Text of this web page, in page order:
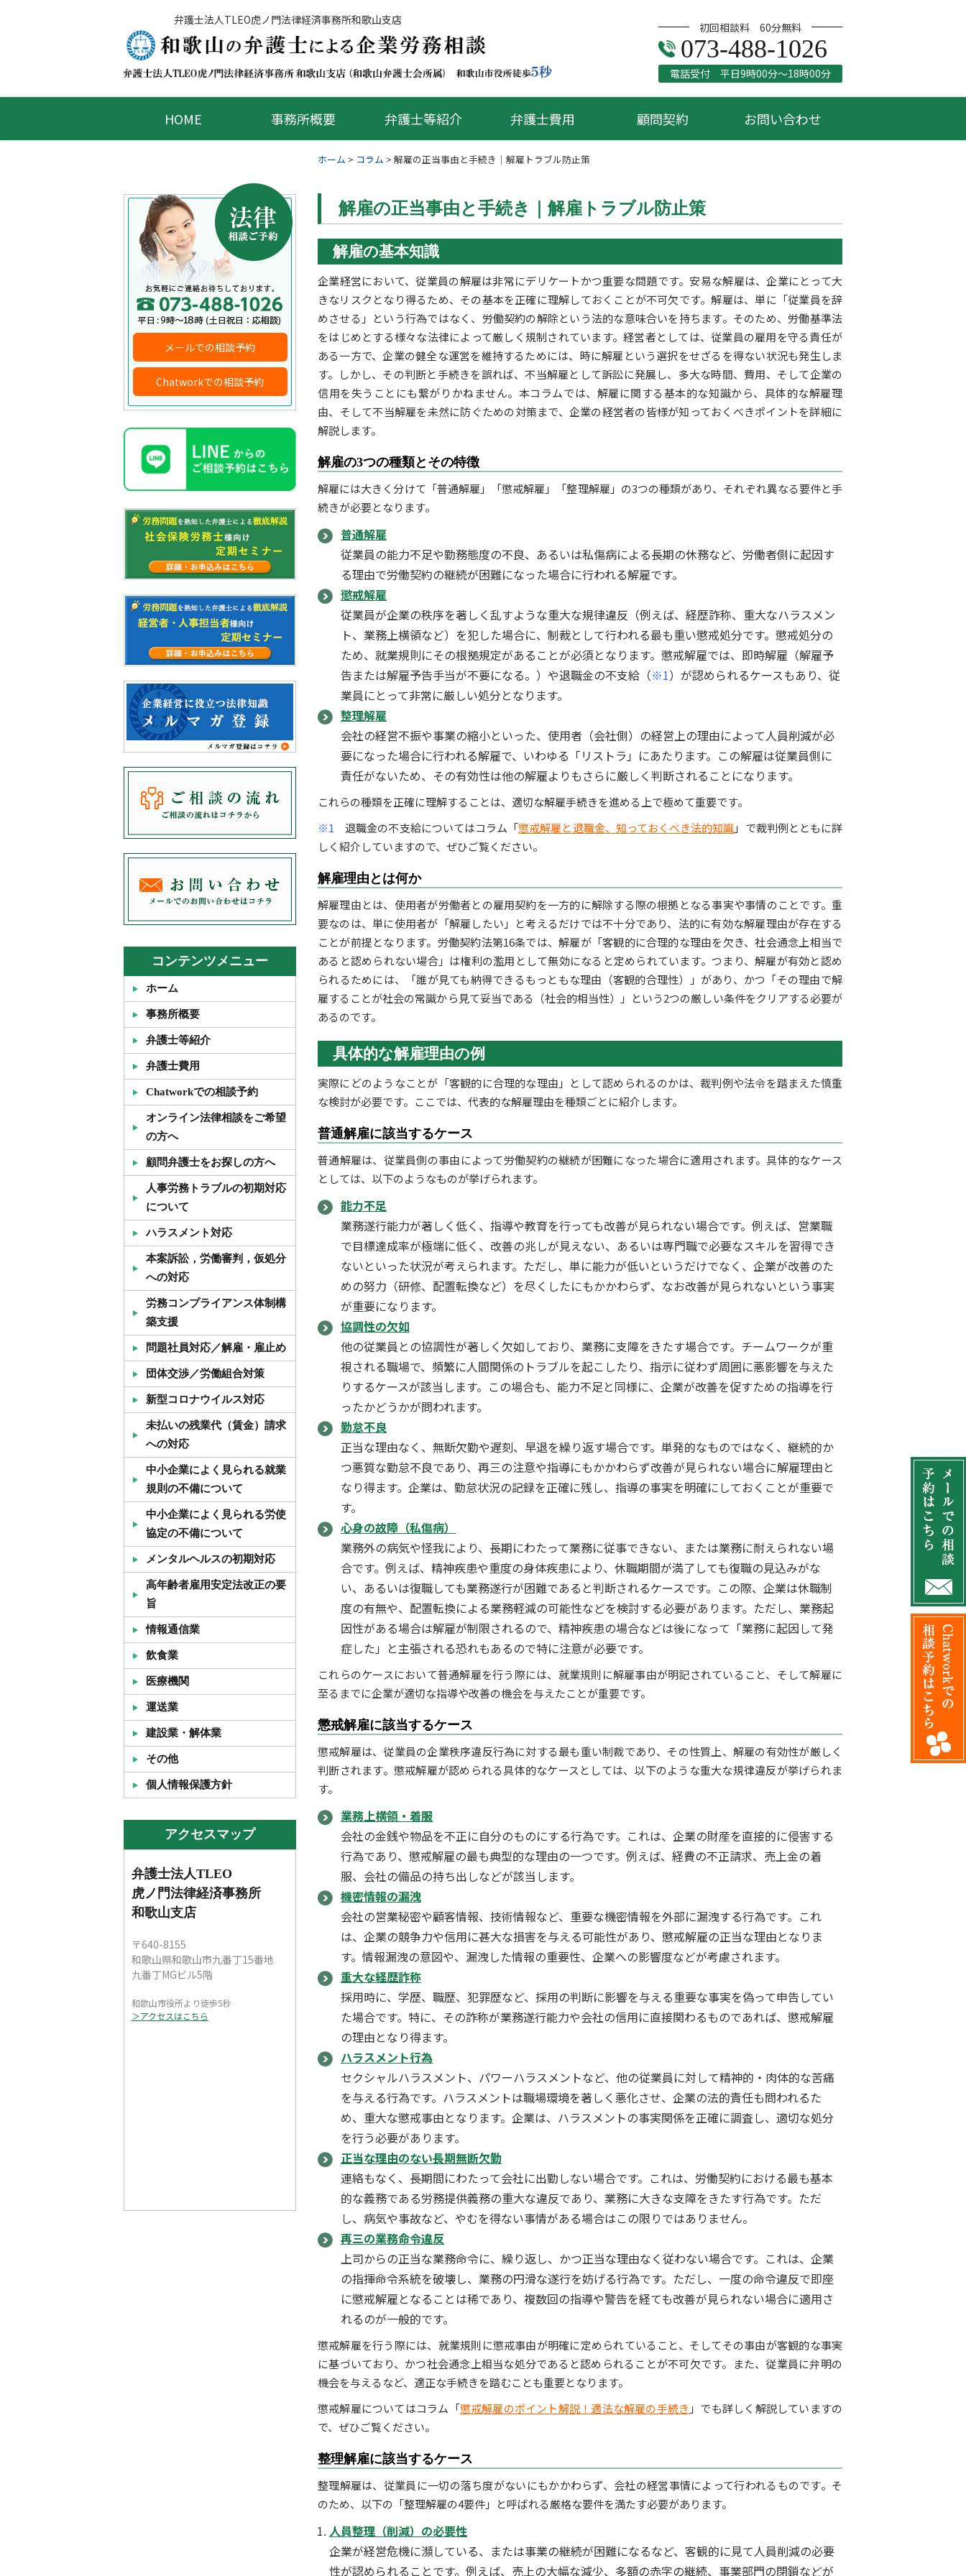
弁護士法人TLEO虎ノ門法律経済事務所和歌山支店
初回相談料 60分無料
073-488-1026
電話受付 平日9時00分～18時00分
HOME 事務所概要 弁護士等紹介 弁護士費用 顧問契約 お問い合わせ
ホーム > コラム > 解雇の正当事由と手続き｜解雇トラブル防止策
解雇の正当事由と手続き｜解雇トラブル防止策
解雇の基本知識
企業経営において、従業員の解雇は非常にデリケートかつ重要な問題です。安易な解雇は、企業にとって大
きなリスクとなり得るため、その基本を正確に理解しておくことが不可欠です。解雇は、単に「従業員を辞
めさせる」という行為ではなく、労働契約の解除という法的な意味合いを持ちます。そのため、労働基準法
をはじめとする様々な法律によって厳しく規制されています。経営者としては、従業員の雇用を守る責任が
ある一方で、企業の健全な運営を維持するためには、時に解雇という選択をせざるを得ない状況も発生しま
す。しかし、その判断と手続きを誤れば、不当解雇として訴訟に発展し、多大な時間、費用、そして企業の
信用を失うことにも繋がりかねません。本コラムでは、解雇に関する基本的な知識から、具体的な解雇理
由、そして不当解雇を未然に防ぐための対策まで、企業の経営者の皆様が知っておくべきポイントを詳細に
解説します。
解雇の3つの種類とその特徴
解雇には大きく分けて「普通解雇」「懲戒解雇」「整理解雇」の3つの種類があり、それぞれ異なる要件と手
続きが必要となります。
普通解雇
従業員の能力不足や勤務態度の不良、あるいは私傷病による長期の休務など、労働者側に起因す
る理由で労働契約の継続が困難になった場合に行われる解雇です。
懲戒解雇
従業員が企業の秩序を著しく乱すような重大な規律違反（例えば、経歴詐称、重大なハラスメン
ト、業務上横領など）を犯した場合に、制裁として行われる最も重い懲戒処分です。懲戒処分の
ため、就業規則にその根拠規定があることが必須となります。懲戒解雇では、即時解雇（解雇予
告または解雇予告手当が不要になる。）や退職金の不支給（※1）が認められるケースもあり、従
業員にとって非常に厳しい処分となります。
整理解雇
会社の経営不振や事業の縮小といった、使用者（会社側）の経営上の理由によって人員削減が必
要になった場合に行われる解雇で、いわゆる「リストラ」にあたります。この解雇は従業員側に
責任がないため、その有効性は他の解雇よりもさらに厳しく判断されることになります。
これらの種類を正確に理解することは、適切な解雇手続きを進める上で極めて重要です。
※1 退職金の不支給についてはコラム「懲戒解雇と退職金、知っておくべき法的知識」で裁判例とともに詳
しく紹介していますので、ぜひご覧ください。
解雇理由とは何か
解雇理由とは、使用者が労働者との雇用契約を一方的に解除する際の根拠となる事実や事情のことです。重
要なのは、単に使用者が「解雇したい」と考えるだけでは不十分であり、法的に有効な解雇理由が存在する
ことが前提となります。労働契約法第16条では、解雇が「客観的に合理的な理由を欠き、社会通念上相当で
あると認められない場合」は権利の濫用として無効になると定められています。つまり、解雇が有効と認め
られるためには、「誰が見ても納得できるもっともな理由（客観的合理性）」があり、かつ「その理由で解
雇することが社会の常識から見て妥当である（社会的相当性）」という2つの厳しい条件をクリアする必要が
あるのです。
具体的な解雇理由の例
実際にどのようなことが「客観的に合理的な理由」として認められるのかは、裁判例や法令を踏まえた慎重
な検討が必要です。ここでは、代表的な解雇理由を種類ごとに紹介します。
普通解雇に該当するケース
普通解雇は、従業員側の事由によって労働契約の継続が困難になった場合に適用されます。具体的なケース
としては、以下のようなものが挙げられます。
能力不足
業務遂行能力が著しく低く、指導や教育を行っても改善が見られない場合です。例えば、営業職
で目標達成率が極端に低く、改善の兆しが見えない、あるいは専門職で必要なスキルを習得でき
ないといった状況が考えられます。ただし、単に能力が低いというだけでなく、企業が改善のた
めの努力（研修、配置転換など）を尽くしたにもかかわらず、なお改善が見られないという事実
が重要になります。
協調性の欠如
他の従業員との協調性が著しく欠如しており、業務に支障をきたす場合です。チームワークが重
視される職場で、頻繁に人間関係のトラブルを起こしたり、指示に従わず周囲に悪影響を与えた
りするケースが該当します。この場合も、能力不足と同様に、企業が改善を促すための指導を行
ったかどうかが問われます。
勤怠不良
正当な理由なく、無断欠勤や遅刻、早退を繰り返す場合です。単発的なものではなく、継続的か
つ悪質な勤怠不良であり、再三の注意や指導にもかかわらず改善が見られない場合に解雇理由と
なり得ます。企業は、勤怠状況の記録を正確に残し、指導の事実を明確にしておくことが重要で
す。
心身の故障（私傷病）
業務外の病気や怪我により、長期にわたって業務に従事できない、または業務に耐えられない場
合です。例えば、精神疾患や重度の身体疾患により、休職期間が満了しても復職の見込みがな
い、あるいは復職しても業務遂行が困難であると判断されるケースです。この際、企業は休職制
度の有無や、配置転換による業務軽減の可能性などを検討する必要があります。ただし、業務起
因性がある場合は解雇が制限されるので、精神疾患の場合などは後になって「業務に起因して発
症した」と主張される恐れもあるので特に注意が必要です。
これらのケースにおいて普通解雇を行う際には、就業規則に解雇事由が明記されていること、そして解雇に
至るまでに企業が適切な指導や改善の機会を与えたことが重要です。
懲戒解雇に該当するケース
懲戒解雇は、従業員の企業秩序違反行為に対する最も重い制裁であり、その性質上、解雇の有効性が厳しく
判断されます。懲戒解雇が認められる具体的なケースとしては、以下のような重大な規律違反が挙げられま
す。
業務上横領・着服
会社の金銭や物品を不正に自分のものにする行為です。これは、企業の財産を直接的に侵害する
行為であり、懲戒解雇の最も典型的な理由の一つです。例えば、経費の不正請求、売上金の着
服、会社の備品の持ち出しなどが該当します。
機密情報の漏洩
会社の営業秘密や顧客情報、技術情報など、重要な機密情報を外部に漏洩する行為です。これ
は、企業の競争力や信用に甚大な損害を与える可能性があり、懲戒解雇の正当な理由となりま
す。情報漏洩の意図や、漏洩した情報の重要性、企業への影響度などが考慮されます。
重大な経歴詐称
採用時に、学歴、職歴、犯罪歴など、採用の判断に影響を与える重要な事実を偽って申告してい
た場合です。特に、その詐称が業務遂行能力や会社の信用に直接関わるものであれば、懲戒解雇
の理由となり得ます。
ハラスメント行為
セクシャルハラスメント、パワーハラスメントなど、他の従業員に対して精神的・肉体的な苦痛
を与える行為です。ハラスメントは職場環境を著しく悪化させ、企業の法的責任も問われるた
め、重大な懲戒事由となります。企業は、ハラスメントの事実関係を正確に調査し、適切な処分
を行う必要があります。
正当な理由のない長期無断欠勤
連絡もなく、長期間にわたって会社に出勤しない場合です。これは、労働契約における最も基本
的な義務である労務提供義務の重大な違反であり、業務に大きな支障をきたす行為です。ただ
し、病気や事故など、やむを得ない事情がある場合はこの限りではありません。
再三の業務命令違反
上司からの正当な業務命令に、繰り返し、かつ正当な理由なく従わない場合です。これは、企業
の指揮命令系統を破壊し、業務の円滑な遂行を妨げる行為です。ただし、一度の命令違反で即座
に懲戒解雇となることは稀であり、複数回の指導や警告を経ても改善が見られない場合に適用さ
れるのが一般的です。
懲戒解雇を行う際には、就業規則に懲戒事由が明確に定められていること、そしてその事由が客観的な事実
に基づいており、かつ社会通念上相当な処分であると認められることが不可欠です。また、従業員に弁明の
機会を与えるなど、適正な手続きを踏むことも重要となります。
懲戒解雇についてはコラム「懲戒解雇のポイント解説！適法な解雇の手続き 」でも詳しく解説していますの
で、ぜひご覧ください。
整理解雇に該当するケース
整理解雇は、従業員に一切の落ち度がないにもかかわらず、会社の経営事情によって行われるものです。そ
のため、以下の「整理解雇の4要件」と呼ばれる厳格な要件を満たす必要があります。
人員整理（削減）の必要性
企業が経営危機に瀕している、または事業の継続が困難になるなど、客観的に見て人員削減の必要
性が認められることです。例えば、売上の大幅な減少、多額の赤字の継続、事業部門の閉鎖などが
メールでの相談予約
Chatworkでの相談予約
コンテンツメニュー
ホーム
事務所概要
弁護士等紹介
弁護士費用
Chatworkでの相談予約
オンライン法律相談をご希望
の方へ
顧問弁護士をお探しの方へ
人事労務トラブルの初期対応
について
ハラスメント対応
本案訴訟，労働審判，仮処分
への対応
労務コンプライアンス体制構
築支援
問題社員対応／解雇・雇止め
団体交渉／労働組合対策
新型コロナウイルス対応
未払いの残業代（賃金）請求
への対応
中小企業によく見られる就業
規則の不備について
中小企業によく見られる労使
協定の不備について
メンタルヘルスの初期対応
高年齢者雇用安定法改正の要
旨
情報通信業
飲食業
医療機関
運送業
建設業・解体業
その他
個人情報保護方針
アクセスマップ
弁護士法人TLEO
虎ノ門法律経済事務所
和歌山支店
〒640-8155
和歌山県和歌山市九番丁15番地
九番丁MGビル5階
和歌山市役所より徒歩5秒
＞アクセスはこちら